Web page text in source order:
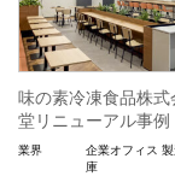
味の素冷凍食品株式
堂リニューアル事例
業界 企業オフィス
庫